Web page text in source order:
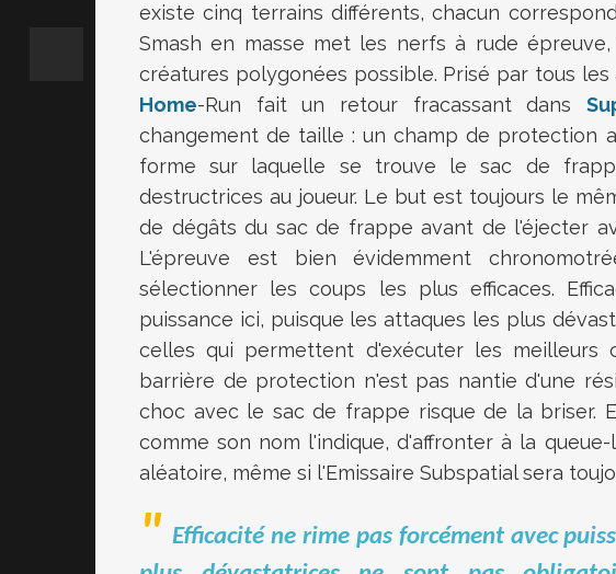
existe cinq terrains différents, chacun
Smash en masse met les nerfs à rude
créatures polygonées possible. Prisé par tous
Home-Run fait un retour fracassant dans
changement de taille : un champ de protection
forme sur laquelle se trouve le sac de
destructrices au joueur. Le but est toujours le
de dégâts du sac de frappe avant de l'éjecter
L'épreuve est bien évidemment
sélectionner les coups les plus efficaces.
puissance ici, puisque les attaques les plus
celles qui permettent d'exécuter les meilleurs
barrière de protection n'est pas nantie d'une
choc avec le sac de frappe risque de la briser.
comme son nom l'indique, d'affronter à la
aléatoire, même si l'Emissaire Subspatial sera
Efficacité ne rime pas forcément avec